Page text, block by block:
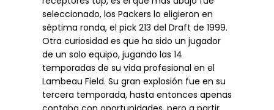
seleccionado, los Packers lo eligieron en
séptima ronda, el pick 213 del Draft de 1999.
Otra curiosidad es que ha sido un jugador
de un solo equipo, jugando las 14
temporadas de su vida profesional en el
Lambeau Field. Su gran explosión fue en su
tercera temporada, hasta entonces apenas